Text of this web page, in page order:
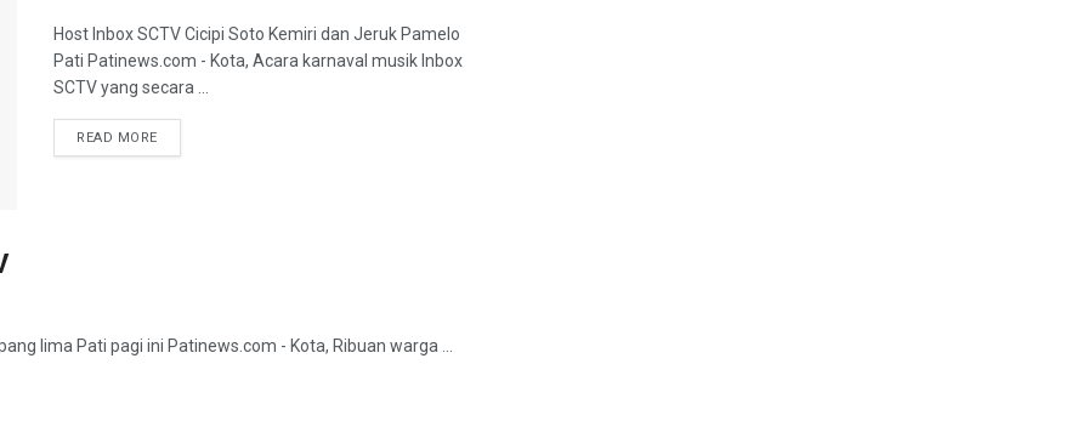
Host Inbox SCTV Cicipi Soto Kemiri dan Jeruk Pamelo
Pati Patinews.com - Kota, Acara karnaval musik Inbox
SCTV yang secara ...
READ MOREDETAILS
lima Pati pagi ini Patinews.com - Kota, Ribuan warga ...